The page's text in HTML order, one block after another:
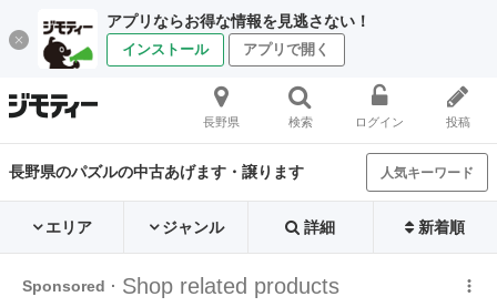
アプリならお得な情報を見逃さない！
インストール アプリで開く
長野県 検索 ログイン 投稿
長野県のパズルの中古あげます・譲ります 人気キーワード
エリア ジャンル 詳細 新着順